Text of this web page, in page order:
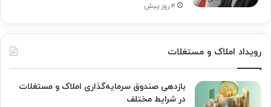
۴ روز پیش
رویداد املاک و مستغلات
بازدهی صندوق سرمایه‌گذاری املاک و مستغلات
در شرایط مختلف